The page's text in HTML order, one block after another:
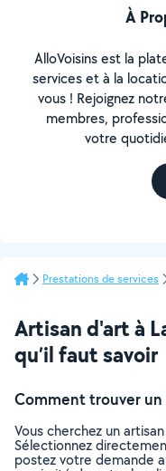
À
AlloVoisins est la
services et à la
vous ! Rejoignez
membres,
votre
Prestations de services
Artisan d'art à
qu’il faut savoir
Comment trouver un
Vous cherchez un
Sélectionnez
postez votre demande